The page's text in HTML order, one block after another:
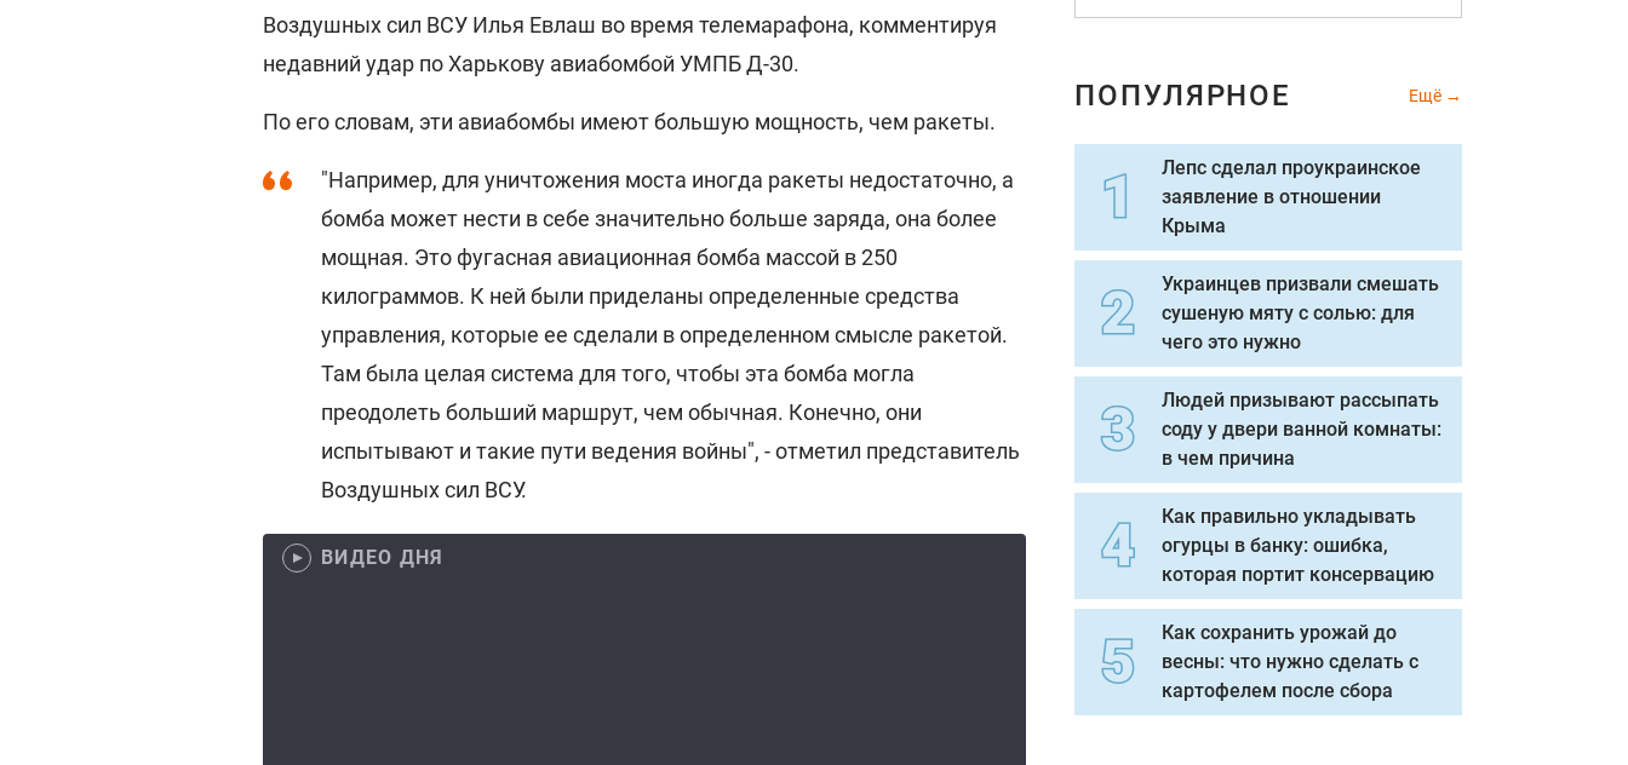
Воздушных сил ВСУ Илья Евлаш во время телемарафона, комментируя
недавний удар по Харькову авиабомбой УМПБ Д-30.
По его словам, эти авиабомбы имеют большую мощность, чем ракеты.
"Например, для уничтожения моста иногда ракеты недостаточно, а
бомба может нести в себе значительно больше заряда, она более
мощная. Это фугасная авиационная бомба массой в 250
килограммов. К ней были приделаны определенные средства
управления, которые ее сделали в определенном смысле ракетой.
Там была целая система для того, чтобы эта бомба могла
преодолеть больший маршрут, чем обычная. Конечно, они
испытывают и такие пути ведения войны", - отметил представитель
Воздушных сил ВСУ.
ВИДЕО ДНЯ
ПОПУЛЯРНОЕ Ещё
Лепс сделал проукраинское
заявление в отношении
Крыма
Украинцев призвали смешать
сушеную мяту с солью: для
чего это нужно
Людей призывают рассыпать
соду у двери ванной комнаты:
в чем причина
Как правильно укладывать
огурцы в банку: ошибка,
которая портит консервацию
Как сохранить урожай до
весны: что нужно сделать с
картофелем после сбора